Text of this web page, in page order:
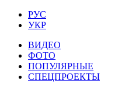
РУС
УКР
ВИДЕО
ФОТО
ПОПУЛЯРНЫЕ
СПЕЦПРОЕКТЫ